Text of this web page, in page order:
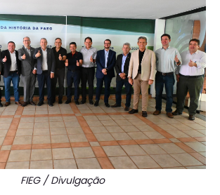
FIEG / Divulgação